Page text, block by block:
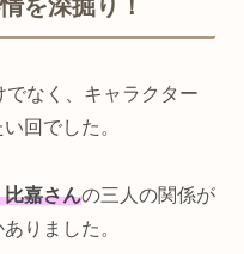
を深掘り！
なく、キャラクター
回でした。
比嘉さんの三人の関係が
りました。